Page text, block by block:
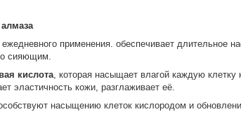
применения. обеспечивает длительное
сияющим.
кислота, которая насыщает влагой каждую
эластичность кожи, разглаживает её.
насыщению клеток кислородом и